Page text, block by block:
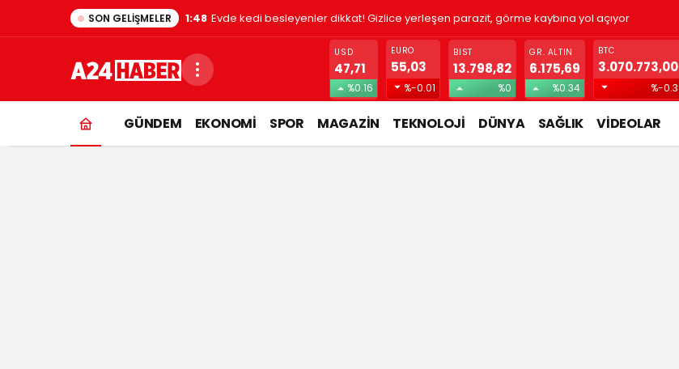
SON GELIŞMELER 1:48 Evde kedi besleyenler dikkat! Gizlice yerleşen parazit, görme kaybına yol açıyor
USD
47,71
%0.16
EURO
55,03
%-0.01
BIST
13.798,82
%0
GR. ALTIN
6.175,69
%0.34
BTC
3.070.773,00
%-0.3
GÜNDEM EKONOMİ SPOR MAGAZİN TEKNOLOJİ DÜNYA SAĞLIK VİDEOLAR